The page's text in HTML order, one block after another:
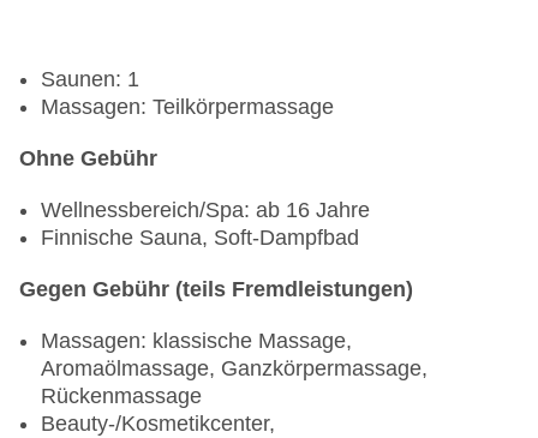
Saunen: 1
Massagen: Teilkörpermassage
Ohne Gebühr
Wellnessbereich/Spa: ab 16 Jahre
Finnische Sauna, Soft-Dampfbad
Gegen Gebühr (teils Fremdleistungen)
Massagen: klassische Massage,
Aromaölmassage, Ganzkörpermassage,
Rückenmassage
Beauty-/Kosmetikcenter,